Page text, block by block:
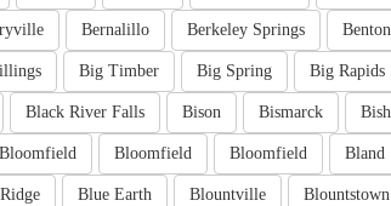
Berkeley Springs
Bernalillo
Big Rapids
Big Spring
Big Timber
Bismarck
Bison
Black River Falls
Bland
Bloomfield
Bloomfield
Bloomfield
Blountstown
Blountville
Blue Earth